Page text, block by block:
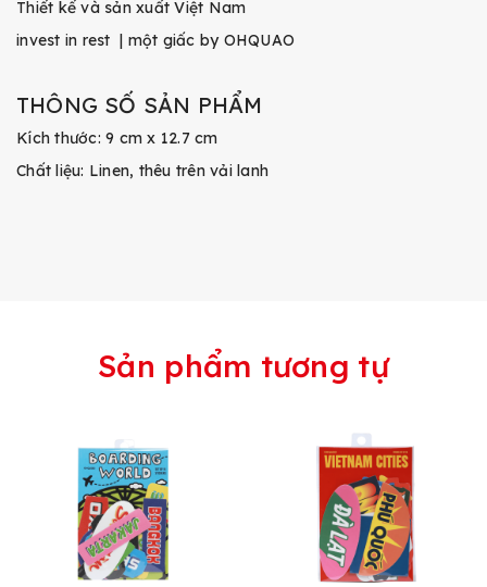
Thiết kế và sản xuất Việt Nam
invest in rest | một giấc by OHQUAO
THÔNG SỐ SẢN PHẨM
Kích thước: 9 cm x 12.7 cm
Chất liệu: Linen, thêu trên vải lanh
Sản phẩm tương tự